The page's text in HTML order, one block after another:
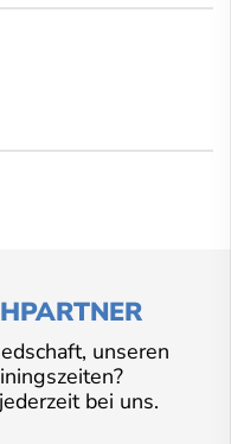
unseren
bei uns.